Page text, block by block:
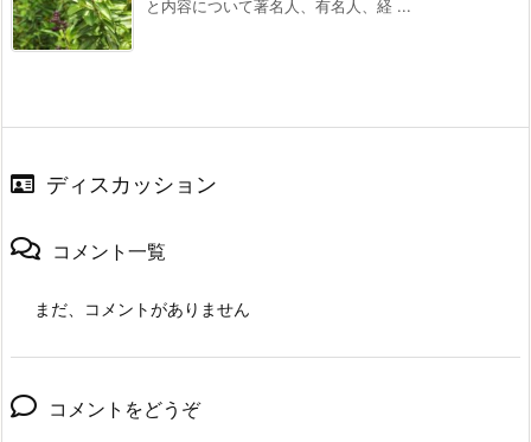
と内容について著名人、有名人、経 ...
ディスカッション
コメント一覧
まだ、コメントがありません
コメントをどうぞ